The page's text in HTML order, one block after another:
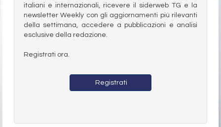
italiani e internazionali, ricevere il siderweb TG e la
newsletter Weekly con gli aggiornamenti più rilevanti
della settimana, accedere a pubblicazioni e analisi
esclusive della redazione.
Registrati ora.
Registrati